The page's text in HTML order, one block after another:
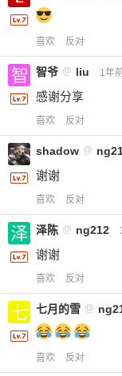
20
喜欢 反对
智爷 @ liu 1年
感谢分享
喜欢 反对
shadow @
谢谢
喜欢 反对
泽陈 @ ng212
谢谢
喜欢 反对
七月的雪 @
喜欢 反对
您没有权
限。